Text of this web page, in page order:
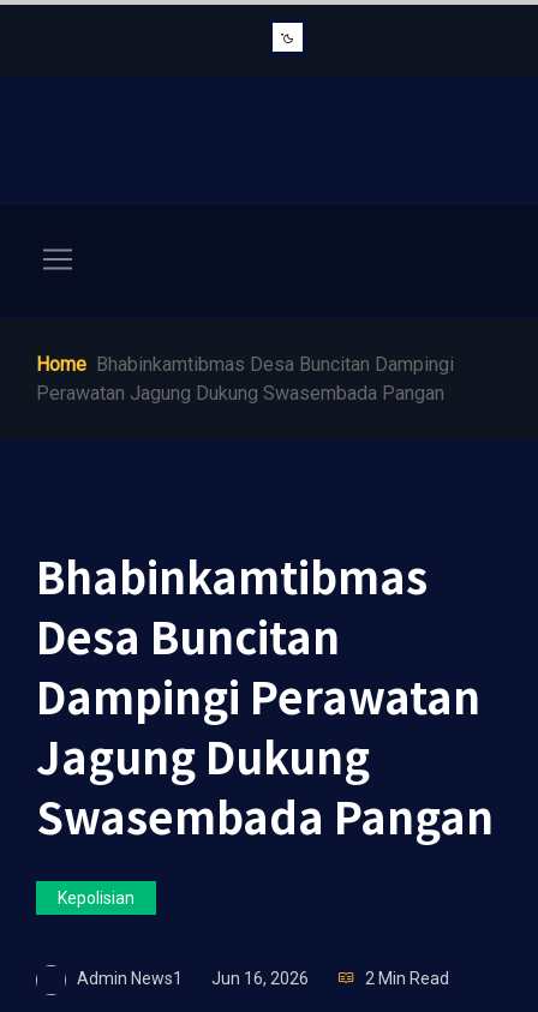
Home Bhabinkamtibmas Desa Buncitan Dampingi
Perawatan Jagung Dukung Swasembada Pangan
Bhabinkamtibmas
Desa Buncitan
Dampingi Perawatan
Jagung Dukung
Swasembada Pangan
Kepolisian
Admin News1 Jun 16, 2026 2 Min Read